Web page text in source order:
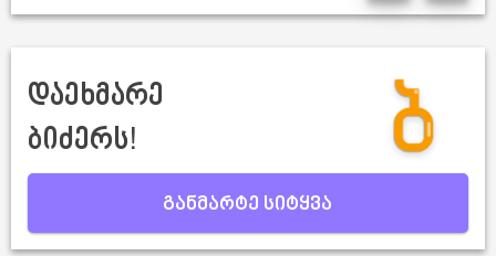
დაეხმარე
ბიძერს!
განმარტე სიტყვა